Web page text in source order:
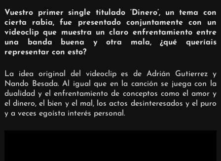
Vuestro primer single titulado ‘Dinero’, un tema con
cierta rabia, fue presentado conjuntamente con un
videoclip que muestra un claro enfrentamiento entre
una banda buena y otra mala, ¿qué queríais
representar con esto?
La idea original del videoclip es de Adrián Gutierrez y
Nando Besada. Al igual que en la canción se juega con la
dualidad y el enfrentamiento de conceptos como el amor y
el dinero, el bien y el mal, los actos desinteresados y el puro
y a veces egoísta interés personal.